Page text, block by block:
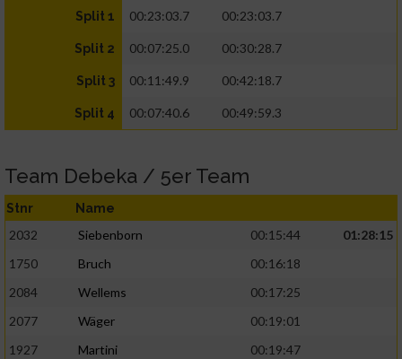
Split 1 00:23:03.7 00:23:03.7
Split 2 00:07:25.0 00:30:28.7
Split 3 00:11:49.9 00:42:18.7
Split 4 00:07:40.6 00:49:59.3
Team Debeka / 5er Team
Stnr Name
2032 Siebenborn 00:15:44
01:28:15
1750
Bruch
00:16:18
2084
Wellems
00:17:25
2077
Wäger
00:19:01
1927
Martini
00:19:47